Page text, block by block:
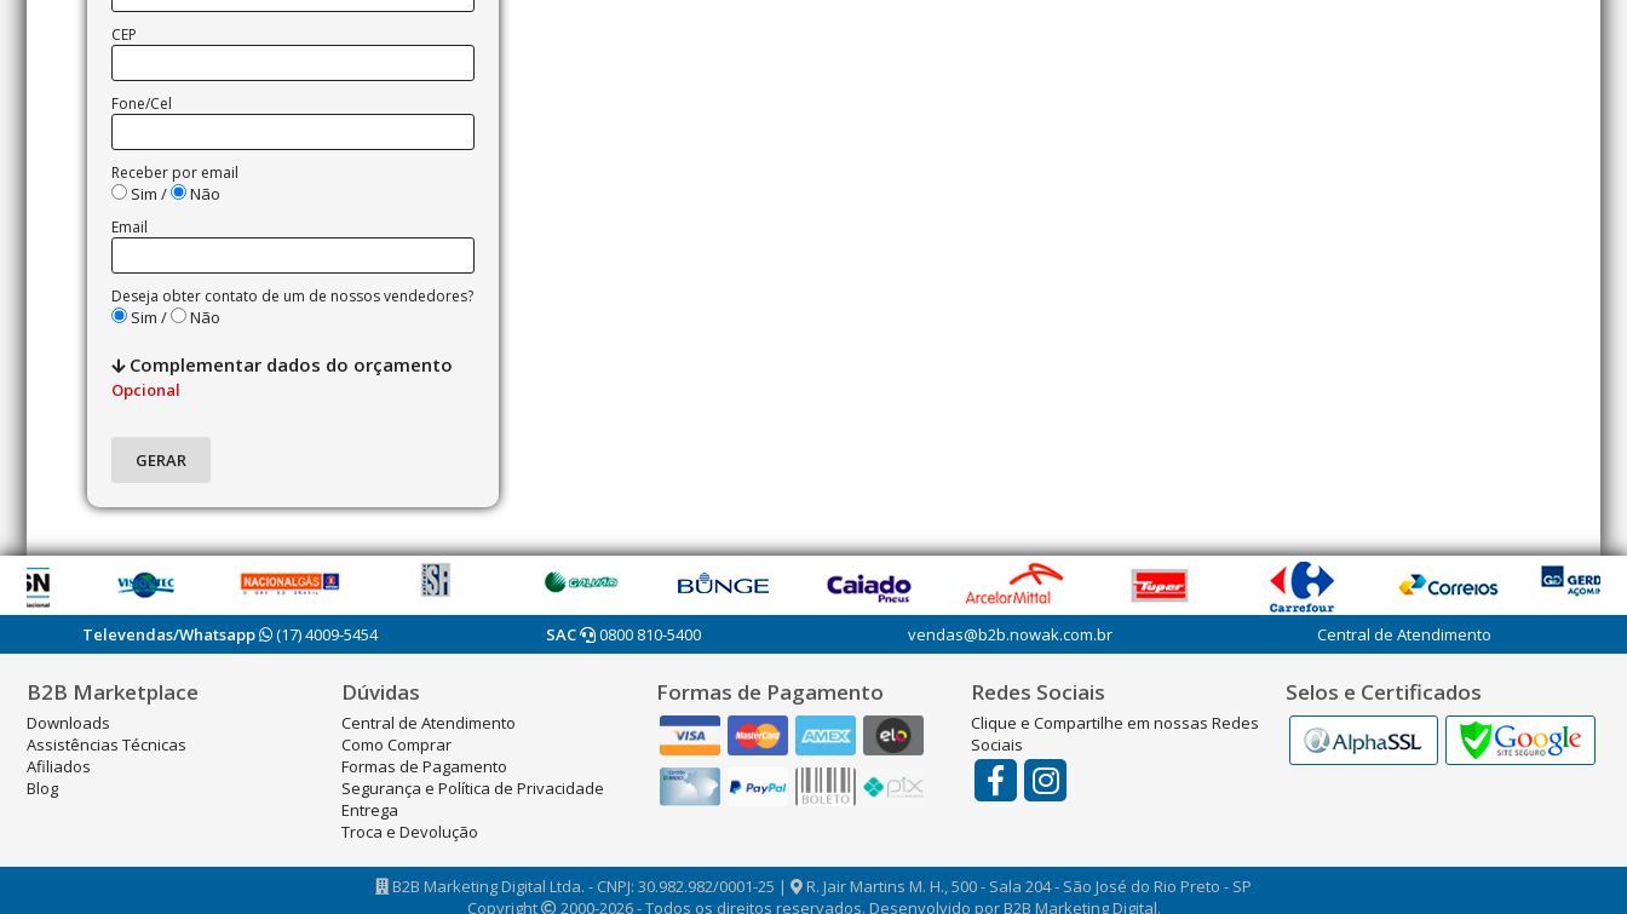
CEP
Fone/Cel
Receber por email
Sim / Não
Email
Deseja obter contato de um de nossos vendedores?
Sim / Não
Complementar dados do orçamento
Opcional
Televendas/Whatsapp (17) 4009-5454 SAC 0800 810-5400 vendas@b2b.nowak.com.br Central de Atendimento
B2B Marketplace
Downloads
Assistências Técnicas
Afiliados
Blog
Dúvidas
Central de Atendimento
Como Comprar
Formas de Pagamento
Segurança e Política de Privacidade
Entrega
Troca e Devolução
Formas de Pagamento Redes Sociais
Clique e Compartilhe em nossas Redes
Sociais
Selos e Certificados
B2B Marketing Digital Ltda. - CNPJ: 30.982.982/0001-25 |
R. Jair Martins M. H., 500 - Sala 204 - São José do Rio Preto - SP
Copyright
2000-2026 - Todos os direitos reservados. Desenvolvido por B2B Marketing Digital.